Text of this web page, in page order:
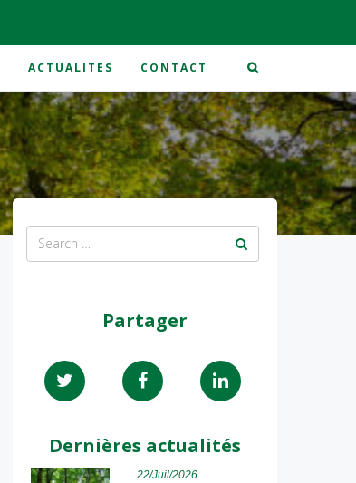
ACTUALITES CONTACT
Partager
Dernières actualités
22/Juil/2026